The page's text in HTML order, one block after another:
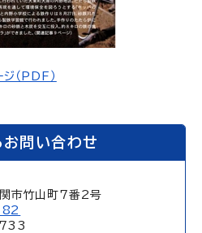
（PDF）
お問い合わせ
市竹山町7番2号